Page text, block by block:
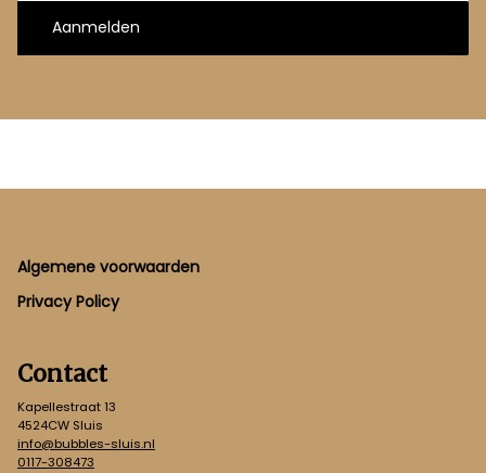
Aanmelden
Footer
Algemene voorwaarden
Privacy Policy
Contact
Kapellestraat 13
4524CW Sluis
info@bubbles-sluis.nl
0117-308473